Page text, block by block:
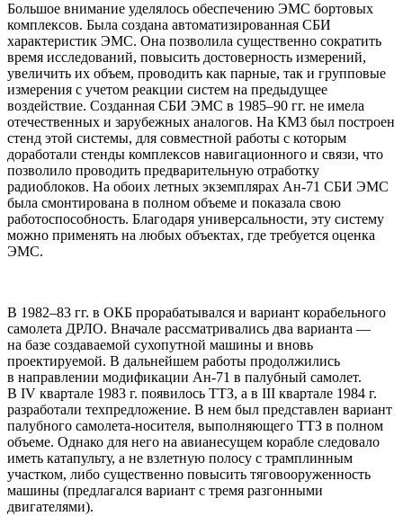
Большое внимание уделялось обеспечению ЭМС бортовых
комплексов. Была создана автоматизированная СБИ
характеристик ЭМС. Она позволила существенно сократить
время исследований, повысить достоверность измерений,
увеличить их объем, проводить как парные, так и групповые
измерения с учетом реакции систем на предыдущее
воздействие. Созданная СБИ ЭМС в 1985–90 гг. не имела
отечественных и зарубежных аналогов. Hа КМ3 был построен
стенд этой системы, для совместной работы с которым
доработали стенды комплексов навигационного и связи, что
позволило проводить предварительную отработку
радиоблоков. Hа обоих летных экземплярах Ан-71 СБИ ЭМС
была смонтирована в полном объеме и показала свою
работоспособность. Благодаря универсальности, эту систему
можно применять на любых объектах, где требуется оценка
ЭМС.
В 1982–83 гг. в ОКБ прорабатывался и вариант корабельного
самолета ДРЛО. Вначале рассматривались два варианта —
на базе создаваемой сухопутной машины и вновь
проектируемой. В дальнейшем работы продолжились
в направлении модификации Ан-71 в палубный самолет.
В IV квартале 1983 г. появилось ТТЗ, а в III квартале 1984 г.
разработали техпредложение. В нем был представлен вариант
палубного самолета-носителя, выполняющего ТТЗ в полном
объеме. Однако для него на авианесущем корабле следовало
иметь катапульту, а не взлетную полосу с трамплинным
участком, либо существенно повысить тяговооруженность
машины (предлагался вариант с тремя разгонными
двигателями).